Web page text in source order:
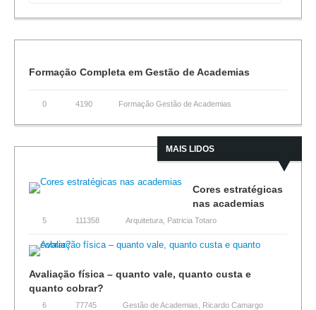
Formação Completa em Gestão de Academias
0 4190 Formação Gestão de Academias
MAIS LIDOS
Cores estratégicas
nas academias
5 111358 Arquitetura Patricia Totaro
Avaliação física – quanto vale, quanto custa e
quanto cobrar?
6 77745 Gestão de Academias Ricardo Camargo